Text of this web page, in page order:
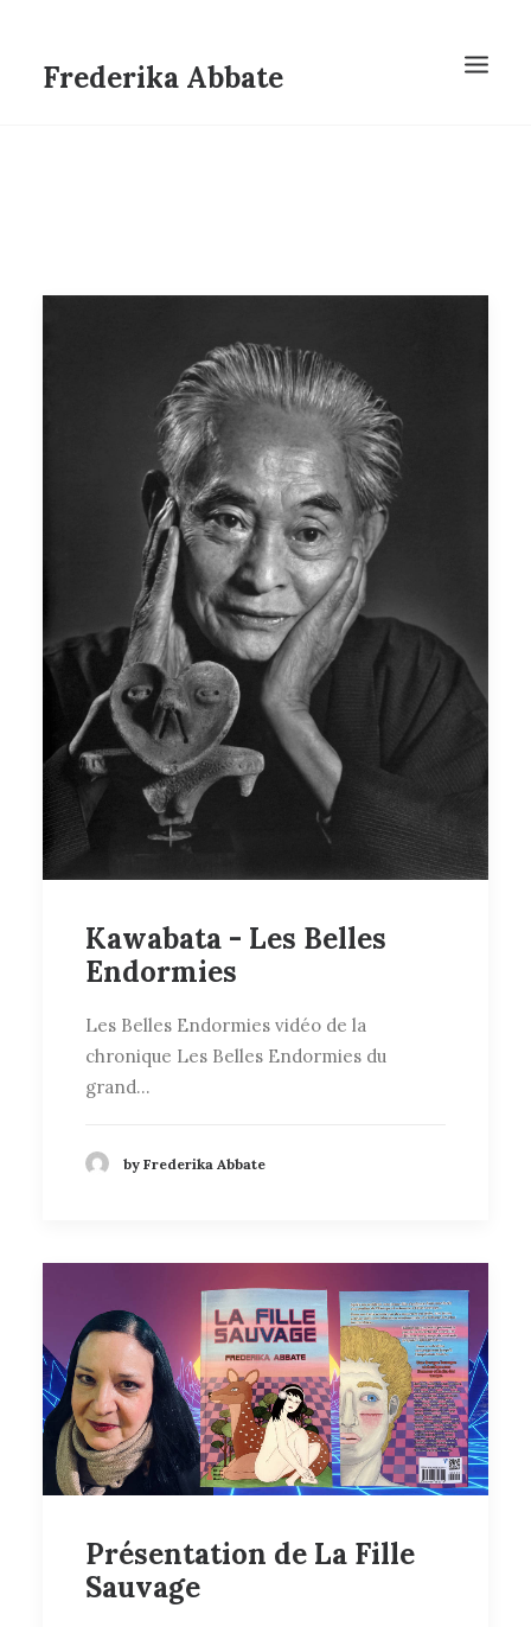
Frederika Abbate
Kawabata - Les Belles
Endormies
Les Belles Endormies vidéo de la
chronique Les Belles Endormies du
grand…
by Frederika Abbate
Présentation de La Fille
Sauvage